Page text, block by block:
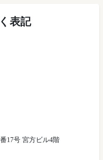
表記
17号 宮方ビル4階